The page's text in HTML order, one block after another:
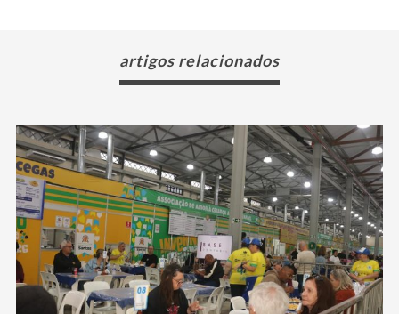
artigos relacionados